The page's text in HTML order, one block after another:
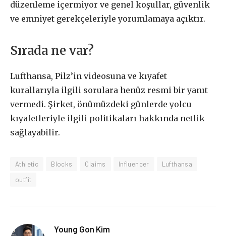
düzenleme içermiyor ve genel koşullar, güvenlik
ve emniyet gerekçeleriyle yorumlamaya açıktır.
Sırada ne var?
Lufthansa, Pilz’in videosuna ve kıyafet
kurallarıyla ilgili sorulara henüz resmi bir yanıt
vermedi. Şirket, önümüzdeki günlerde yolcu
kıyafetleriyle ilgili politikaları hakkında netlik
sağlayabilir.
Athletic Blocks Claims Influencer
Lufthansa
outfit
Young Gon Kim